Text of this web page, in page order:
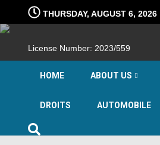
content
THURSDAY, AUGUST 6, 2026
License Number: 2023/559
HOME ABOUT US
DROITS AUTOMOBILE